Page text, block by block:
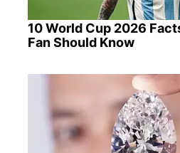
10 World Cup 2026
Fan Should Know